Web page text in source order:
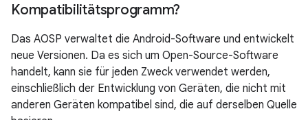
Kompatibilitätsprogramm?
Das AOSP verwaltet die Android-Software und entwickelt
neue Versionen. Da es sich um Open-Source-Software
handelt, kann sie für jeden Zweck verwendet werden,
einschließlich der Entwicklung von Geräten, die nicht mit
anderen Geräten kompatibel sind, die auf derselben Quelle